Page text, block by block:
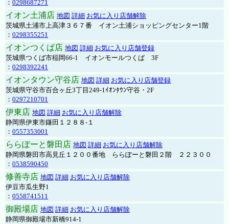
： 0298687271
イオン土浦店 地図 詳細 お気に入り店舗解除
茨城県土浦市上高津３６７番 イオン土浦ショッピングセンター1階
： 0298355251
イオンつくば店 地図 詳細 お気に入り店舗登録
茨城県つくば市稲岡66-1 イオンモールつくば 3F
： 0298392241
イオンタウン守谷店 地図 詳細 お気に入り店舗登録
茨城県守谷市百合ヶ丘3丁目249-1ｲｵﾝﾀｳﾝ守谷・2F
： 0297210701
伊東店 地図 詳細 お気に入り店舗解除
静岡県伊東市鎌田１２８８-１
： 0557353001
ららぽーと磐田店 地図 詳細 お気に入り店舗解除
静岡県磐田市高見丘１２００番地 ららぽーと磐田２階 ２２３００
： 0538590450
修善寺店 地図 詳細 お気に入り店舗解除
伊豆市瓜生野1
： 0558741511
御殿場店 地図 詳細 お気に入り店舗解除
静岡県御殿場市新橋914-1